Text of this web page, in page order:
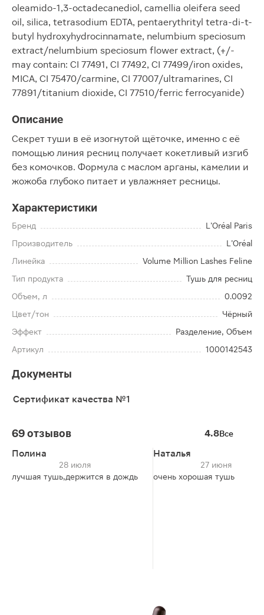
oleamido-1,3-octadecanediol, camellia oleifera seed
oil, silica, tetrasodium EDTA, pentaerythrityl tetra-di-t-
butyl hydroxyhydrocinnamate, nelumbium speciosum
extract/nelumbium speciosum flower extract, (+/-
may contain: CI 77491, CI 77492, CI 77499/iron oxides,
MICA, CI 75470/carmine, CI 77007/ultramarines, CI
77891/titanium dioxide, CI 77510/ferric ferrocyanide)
Описание
Секрет туши в её изогнутой щёточке, именно с её
помощью линия ресниц получает кокетливый изгиб
без комочков. Формула с маслом арганы, камелии и
жожоба глубоко питает и увлажняет ресницы.
Характеристики
Бренд
L’Oréal Paris
Производитель
L’Oréal
Линейка
Volume Million Lashes Feline
Тип продукта
Тушь для ресниц
Объем, л
0.0092
Цвет/тон
Чёрный
Эффект
Разделение, Объем
Артикул
1000142543
Документы
Сертификат качества №1
69 отзывов 4.8Все
Полина
28 июля
лучшая тушь,держится в дождь
Наталья
27 июня
очень хорошая тушь